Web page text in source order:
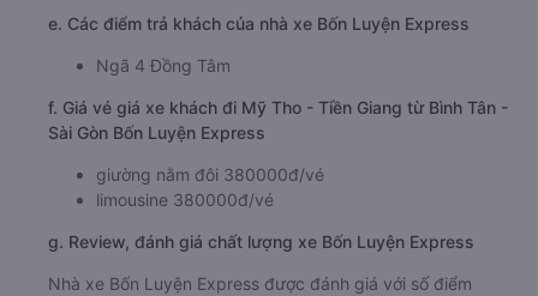
e. Các điểm trả khách của nhà xe Bốn Luyện Express
Ngã 4 Đồng Tâm
f. Giá vé giá xe khách đi Mỹ Tho - Tiền Giang từ Bình Tân -
Sài Gòn Bốn Luyện Express
giường nằm đôi 380000đ/vé
limousine 380000đ/vé
g. Review, đánh giá chất lượng xe Bốn Luyện Express
Nhà xe Bốn Luyện Express được đánh giá với số điểm